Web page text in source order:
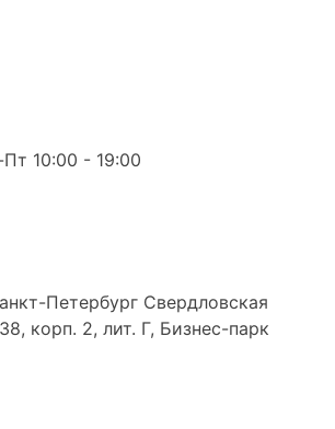
10:00 - 19:00
Петербург Свердловская
корп. 2, лит. Г, Бизнес-парк